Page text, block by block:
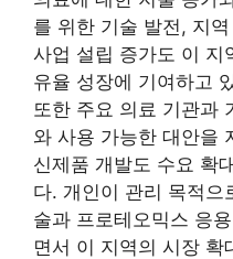
를 위한 기술 발전, 지
사업 설립 증가도 이 지
유율 성장에 기여하고
또한 주요 의료 기관과
와 사용 가능한 대안을
신제품 개발도 수요 확
다. 개인이 관리 목적으
술과 프로테오믹스 응
면서 이 지역의 시장 확